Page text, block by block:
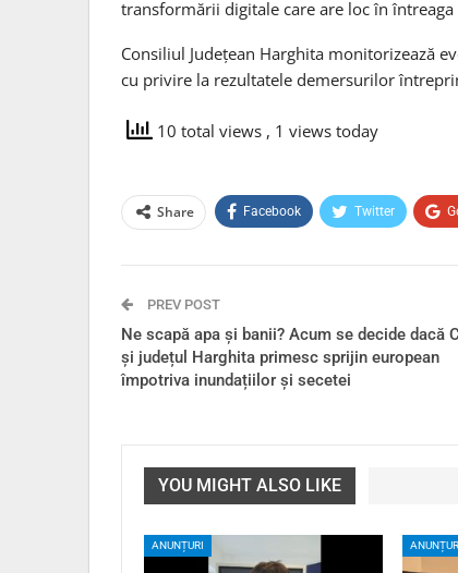
transformării digitale care are loc în întreaga
Consiliul Județean Harghita monitorizează
cu privire la rezultatele demersurilor
10 total views , 1 views today
Share Facebook Twitter
PREV POST
Ne scapă apa și banii? Acum se decide dacă
și județul Harghita primesc sprijin european
împotriva inundațiilor și secetei
YOU MIGHT ALSO LIKE
ANUNȚURI